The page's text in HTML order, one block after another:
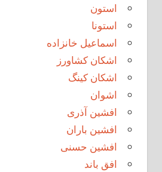
استون
استونا
اسماعیل خانزاده
اشکان کشاورز
اشکان کینگ
اشوان
افشین آذری
افشین باران
افشین حسنی
افق باند